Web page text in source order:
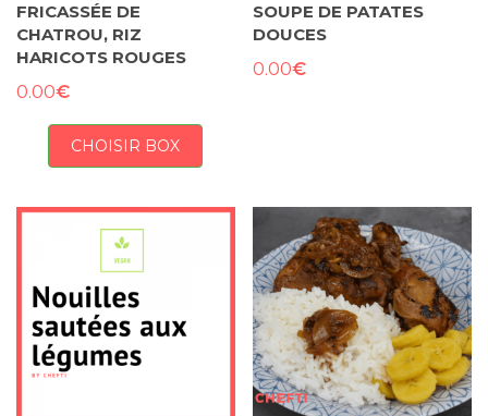
FRICASSÉE DE
CHATROU, RIZ
HARICOTS ROUGES
0.00€
CHOISIR BOX
SOUPE DE PATATES
DOUCES
0.00€